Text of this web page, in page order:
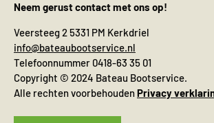
Neem gerust contact met ons op!
Veersteeg 2 5331 PM Kerkdriel
info@bateaubootservice.nl
Telefoonnummer 0418-63 35 01
Copyright © 2024 Bateau Bootservice.
Alle rechten voorbehoudenPrivacy